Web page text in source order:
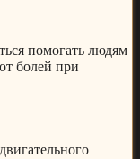
помогать людям
болей при